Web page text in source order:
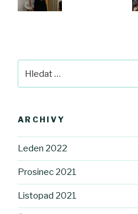
ARCHIVY
Leden 2022
Prosinec 2021
Listopad 2021